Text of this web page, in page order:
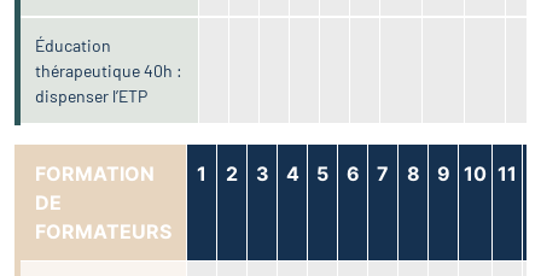
Éducation
thérapeutique 40h :
dispenser l’ETP
FORMATION
DE
FORMATEURS
1 2 3 4 5 6 7 8 9 10 11